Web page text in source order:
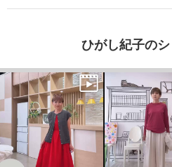
ひがし紀子の